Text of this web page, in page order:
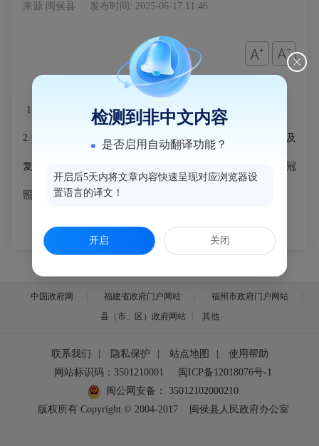
来源:闽侯县 发布时间: 2025-06-17 11:46
1. 申请：双方身份证、结婚证（原件及复印件）；
2.登记：待 天冷静期届满后带双方身份证、结婚证（原件及
复印件）、离婚协议书、申请受理回执单、近期两寸单人免冠
照片各两张。
中国政府网 福建省政府门户网站
福州市政府门户网站
县（市、区）政府网站
其他
联系我们 隐私保护 站点地图
使用帮助
网站标识码：3501210001
闽ICP备12018076号-1
闽公网安备：
35012102000210
版权所有 Copyright © 2004-2017
闽侯县人民政府办公室
检测到非中文内容
是否启用自动翻译功能？
开启后5天内将文章内容快速呈现对应浏览器设
置语言的译文！
开启 关闭